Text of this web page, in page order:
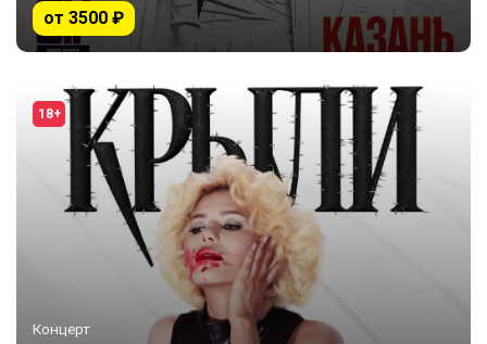
от 3500 ₽
18+
Концерт